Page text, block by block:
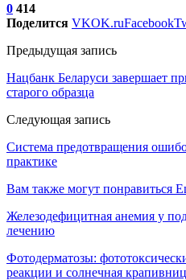
0 414
Поделится VKOK.ruFacebook
Предыдущая запись
Нацбанк Беларуси завершает
старого образца
Следующая запись
Система предотвращения
практике
Вам также могут понравиться
Железодефицитная анемия у
лечению
Фотодерматозы:
реакции и солнечная